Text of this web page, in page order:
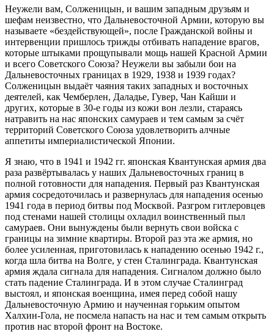
Неужели вам, Солженицын, и вашим западным друзьям и
шефам неизвестно, что Дальневосточной Армии, которую вы
называете «бездействующей», после Гражданской войны и
интервенции пришлось трижды отбивать нападение врагов,
которые штыками прощупывали мощь нашей Красной Армии
и всего Советского Союза? Неужели вы забыли бои на
Дальневосточных границах в 1929, 1938 и 1939 годах?
Солженицын выдаёт чаяния таких западных и восточных
деятелей, как Чемберлен, Даладье, Гувер, Чан Кайши и
других, которые в 30-е годы из кожи вон лезли, стараясь
натравить на нас японских самураев и тем самым за счёт
территорий Советского Союза удовлетворить алчные
аппетиты империалистической Японии.
Я знаю, что в 1941 и 1942 гг. японская Квантунская армия два
раза развёртывалась у наших Дальневосточных границ в
полной готовности для нападения. Первый раз Квантунская
армия сосредоточилась и развернулась для нападения осенью
1941 года в период битвы под Москвой. Разгром гитлеровцев
под стенами нашей столицы охладил воинственный пыл
самураев. Они вынуждены были вернуть свои войска с
границы на зимние квартиры. Второй раз эта же армия, но
более усиленная, приготовилась к нападению осенью 1942 г.,
когда шла битва на Волге, у стен Сталинграда. Квантунская
армия ждала сигнала для нападения. Сигналом должно было
стать падение Сталинграда. И в этом случае Сталинград
выстоял, и японская военщина, имея перед собой нашу
Дальневосточную Армию и наученная горьким опытом
Халхин-Гола, не посмела напасть на нас и тем самым открыть
против нас второй фронт на Востоке.